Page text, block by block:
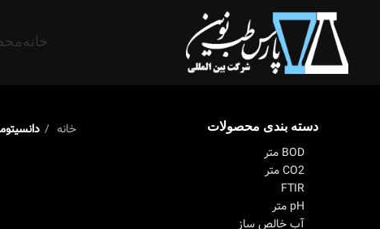
خانه
دسته بندی محصولات
BOD متر
CO2 متر
FTIR
pH متر
آب خالص ساز
خانه